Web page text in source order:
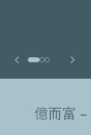
億而富